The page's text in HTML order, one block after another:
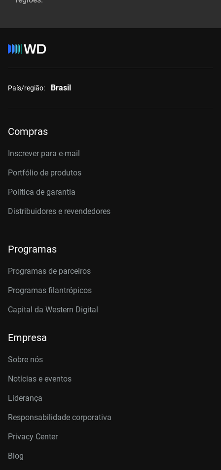
País/região: Brasil
Compras
Inscrever para e-mail
Portfólio de produtos
Política de garantia
Distribuidores e revendedores
Programas
Programas de parceiros
Programas filantrópicos
Capital da Western Digital
Empresa
Sobre nós
Notícias e eventos
Liderança
Responsabilidade corporativa
Privacy Center
Blog